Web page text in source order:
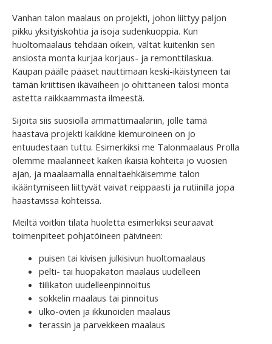
Vanhan talon maalaus on projekti, johon liittyy paljon
pikku yksityiskohtia ja isoja sudenkuoppia. Kun
huoltomaalaus tehdään oikein, vältät kuitenkin sen
ansiosta monta kurjaa korjaus- ja remonttilaskua.
Kaupan päälle pääset nauttimaan keski-ikäistyneen tai
tämän kriittisen ikävaiheen jo ohittaneen talosi monta
astetta raikkaammasta ilmeestä.
Sijoita siis suosiolla ammattimaalariin, jolle tämä
haastava projekti kaikkine kiemuroineen on jo
entuudestaan tuttu. Esimerkiksi me Talonmaalaus Prolla
olemme maalanneet kaiken ikäisiä kohteita jo vuosien
ajan, ja maalaamalla ennaltaehkäisemme talon
ikääntymiseen liittyvät vaivat reippaasti ja rutiinilla jopa
haastavissa kohteissa.
Meiltä voitkin tilata huoletta esimerkiksi seuraavat
toimenpiteet pohjatöineen päivineen:
puisen tai kivisen julkisivun huoltomaalaus
pelti- tai huopakaton maalaus uudelleen
tiilikaton uudelleenpinnoitus
sokkelin maalaus tai pinnoitus
ulko-ovien ja ikkunoiden maalaus
terassin ja parvekkeen maalaus